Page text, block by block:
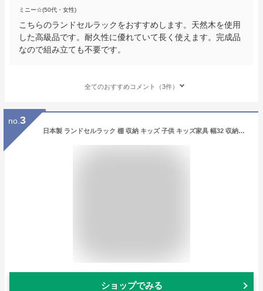
ミニー☆(50代・女性)
こちらのランドセルラックをおすすめします。天然木を使用
した高級品です。耐久性に優れていて長く使えます。完成品
なので組み立ても不要です。
全てのおすすめコメント（3件）
no. 3
日本製 ランドセルラック 棚 収納 キッズ 子供 キッズ家具 幅32 収納家具 白 絵本棚 収納 ラック スリム 完成品 組み立て不要(代引不可)【送料無料】
ショップでみる